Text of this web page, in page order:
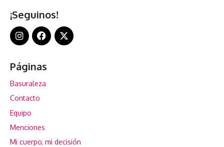
¡Seguinos!
Páginas
Basuraleza
Contacto
Equipo
Menciones
Mi cuerpo, mi decisión